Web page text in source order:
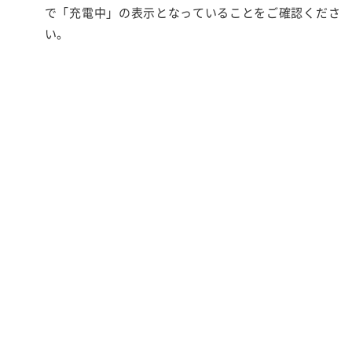
で「充電中」の表示となっていることをご確認くださ
い。